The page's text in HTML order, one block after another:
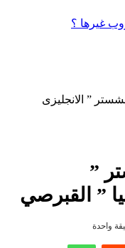
غيرها ؟
” الانجليزى
”
” القبرصي
واحدة